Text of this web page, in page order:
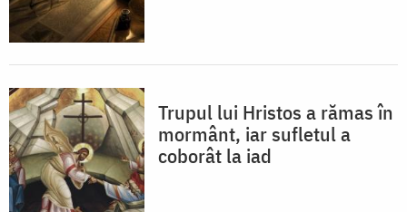
Trupul lui Hristos a rămas în
mormânt, iar sufletul a
coborât la iad